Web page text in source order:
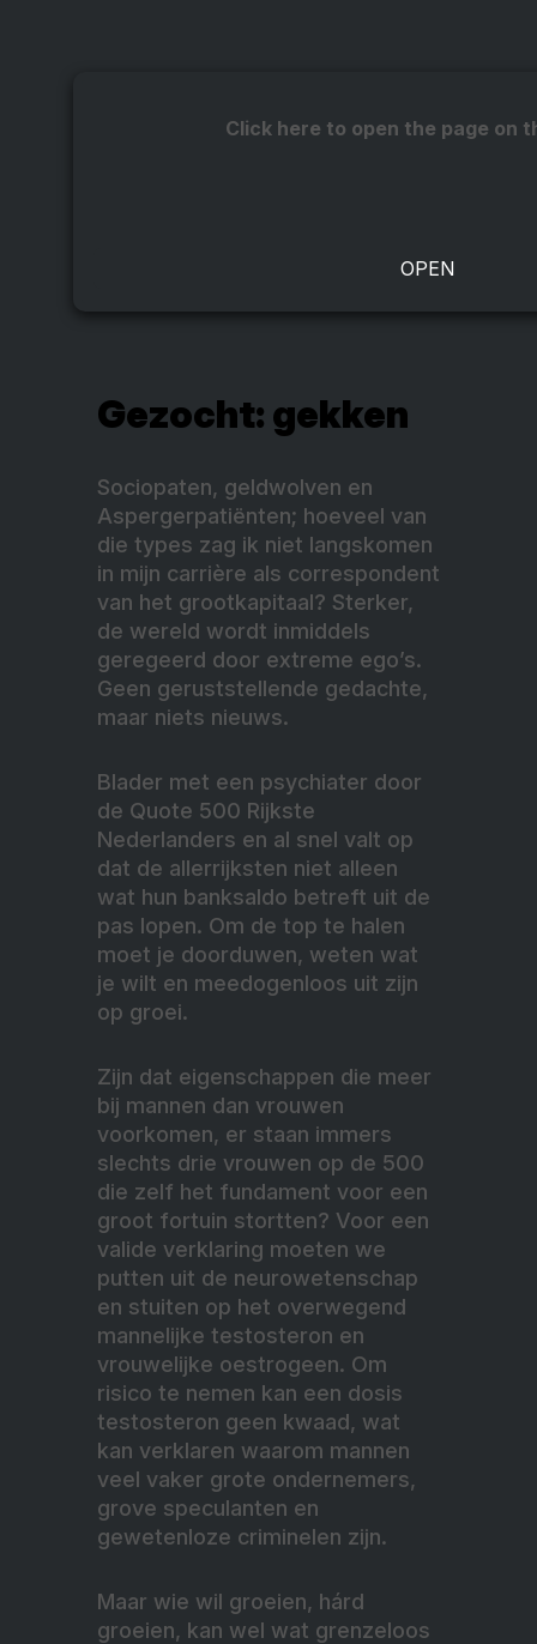
Click here to open the page on
Gezocht: gekken
Sociopaten, geldwolven en
Aspergerpatiënten; hoeveel van
die types zag ik niet langskomen
in mijn carrière als correspondent
van het grootkapitaal? Sterker,
de wereld wordt inmiddels
geregeerd door extreme ego’s.
Geen geruststellende gedachte,
maar niets nieuws.
Blader met een psychiater door
de Quote 500 Rijkste
Nederlanders en al snel valt op
dat de allerrijksten niet alleen
wat hun banksaldo betreft uit de
pas lopen. Om de top te halen
moet je doorduwen, weten wat
je wilt en meedogenloos uit zijn
op groei.
Zijn dat eigenschappen die meer
bij mannen dan vrouwen
voorkomen, er staan immers
slechts drie vrouwen op de 500
die zelf het fundament voor een
groot fortuin stortten? Voor een
valide verklaring moeten we
putten uit de neurowetenschap
en stuiten op het overwegend
mannelijke testosteron en
vrouwelijke oestrogeen. Om
risico te nemen kan een dosis
testosteron geen kwaad, wat
kan verklaren waarom mannen
veel vaker grote ondernemers,
grove speculanten en
gewetenloze criminelen zijn.
Maar wie wil groeien, hárd
groeien, kan wel wat grenzeloos